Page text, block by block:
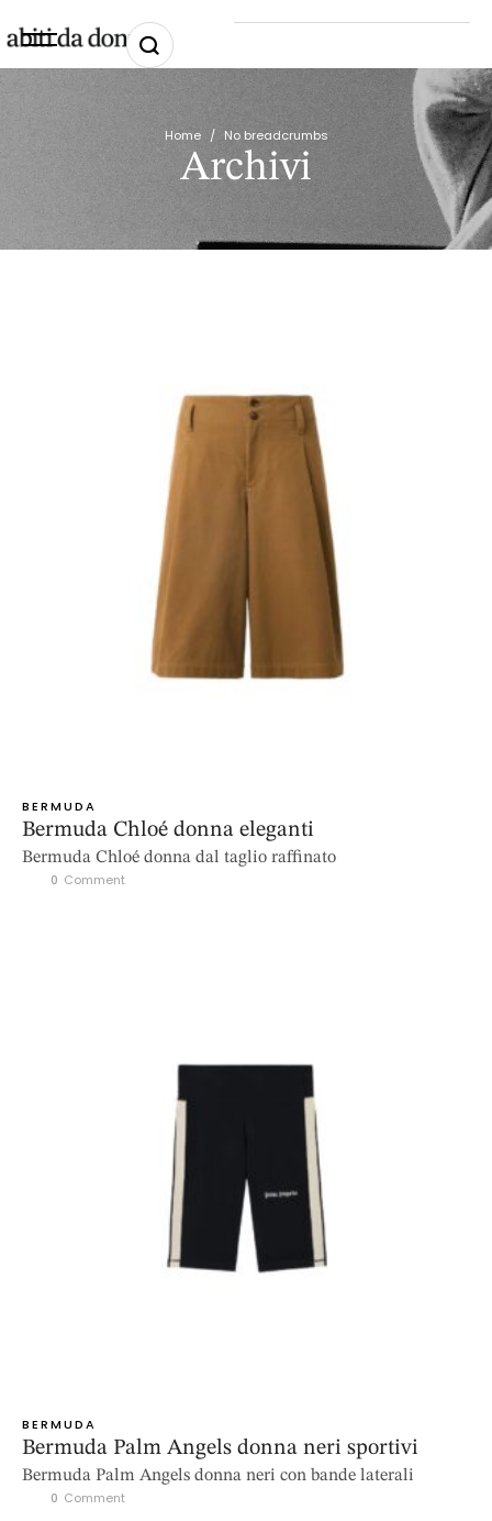
Home / No breadcrumbs
Archivi
BERMUDA
Bermuda Chloé donna eleganti
Bermuda Chloé donna dal taglio raffinato
0 Comment
BERMUDA
Bermuda Palm Angels donna neri sportivi
Bermuda Palm Angels donna neri con bande laterali
0 Comment